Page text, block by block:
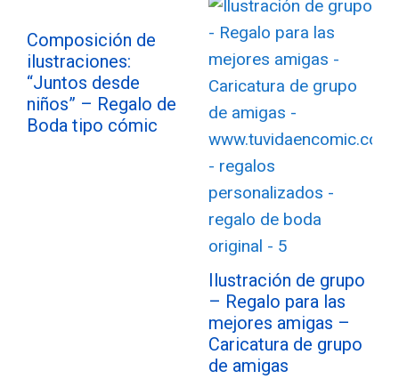
Composición de
ilustraciones:
“Juntos desde
niños” – Regalo de
Boda tipo cómic
Ilustración de grupo
– Regalo para las
mejores amigas –
Caricatura de grupo
de amigas